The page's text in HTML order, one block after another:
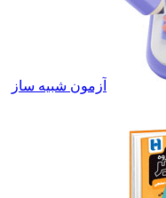
آزمون شبیه ساز